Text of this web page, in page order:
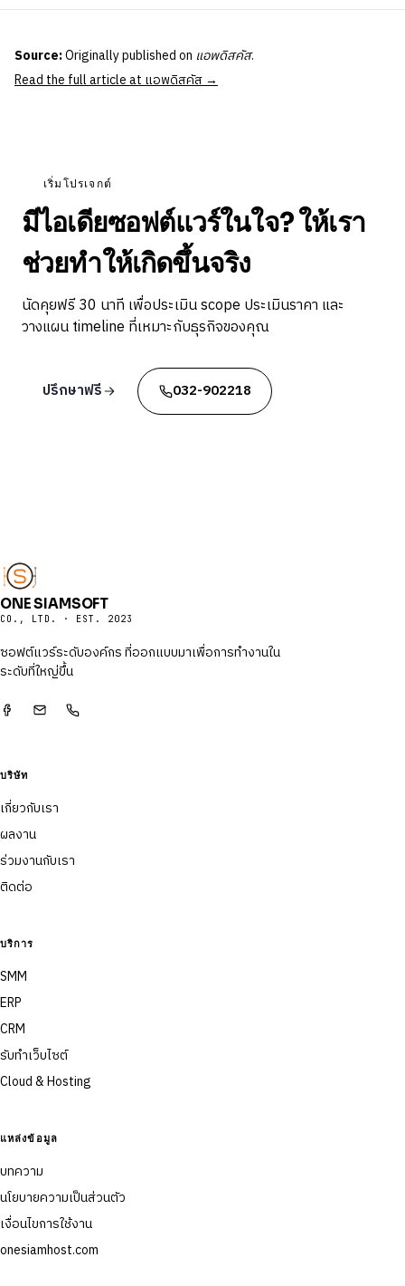
Source:Originally published on แอพดิสคัส.
Read the full article at แอพดิสคัส →
เริ่มโปรเจกต์
มีไอเดียซอฟต์แวร์ในใจ? ให้เรา
ช่วยทำให้เกิดขึ้นจริง
นัดคุยฟรี 30 นาที เพื่อประเมิน scope ประเมินราคา และ
วางแผน timeline ที่เหมาะกับธุรกิจของคุณ
ปรึกษาฟรี 032-902218
ONE SIAMSOFT
CO., LTD. · EST. 2023
ซอฟต์แวร์ระดับองค์กร ที่ออกแบบมาเพื่อการทำงานใน
ระดับที่ใหญ่ขึ้น
บริษัท
เกี่ยวกับเรา
ผลงาน
ร่วมงานกับเรา
ติดต่อ
บริการ
SMM
ERP
CRM
รับทำเว็บไซต์
Cloud & Hosting
แหล่งข้อมูล
บทความ
นโยบายความเป็นส่วนตัว
เงื่อนไขการใช้งาน
onesiamhost.com